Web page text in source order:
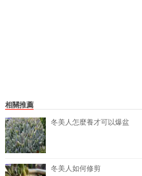
相關推薦
冬美人怎麼養才可以爆盆
冬美人如何修剪